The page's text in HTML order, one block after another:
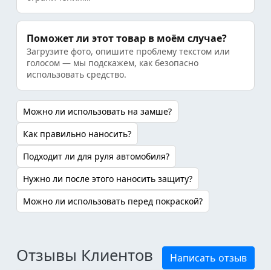
Поможет ли этот товар в моём случае?
Загрузите фото, опишите проблему текстом или
голосом — мы подскажем, как безопасно
использовать средство.
Можно ли использовать на замше?
Как правильно наносить?
Подходит ли для руля автомобиля?
Нужно ли после этого наносить защиту?
Можно ли использовать перед покраской?
Отзывы Клиентов
Написать отзыв